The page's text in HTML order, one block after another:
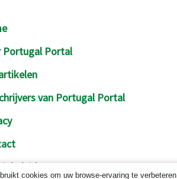
Portugal Portal
van Portugal Portal
cookies om uw browse-ervaring te verbeteren